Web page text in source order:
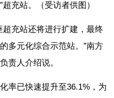
充站。（受访者供图）
超充站还将进行扩建，最终
多元化综合示范站。”南方
责人介绍说。
率已快速提升至36.1%，为